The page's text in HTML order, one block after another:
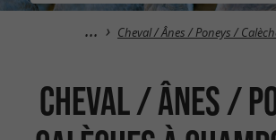
Cheval / Ânes / Poneys /
Cheval / Ânes /